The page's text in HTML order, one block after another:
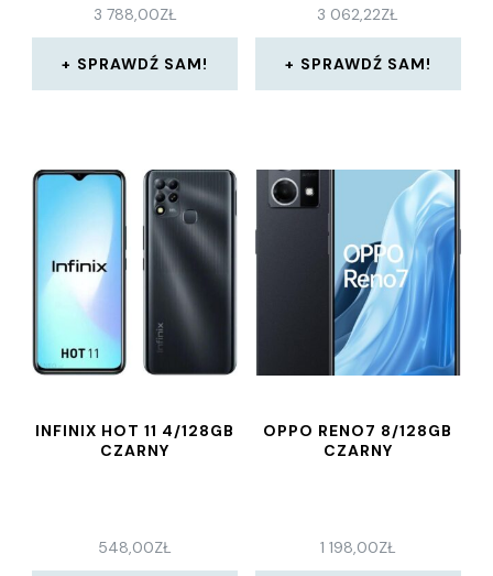
3 788,00ZŁ
SPRAWDŹ SAM!
3 062,22ZŁ
SPRAWDŹ SAM!
INFINIX HOT 11 4/128GB
CZARNY
548,00ZŁ
OPPO RENO7 8/128GB
CZARNY
1 198,00ZŁ